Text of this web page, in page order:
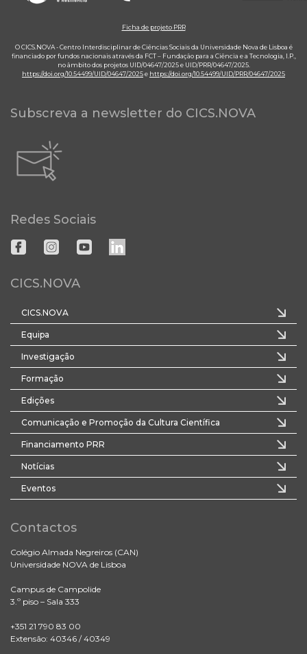
Ficha de projeto PRR
O CICS.NOVA - Centro Interdisciplinar de Ciências Sociais da Universidade Nova de Lisboa é
financiado por fundos nacionais através da FCT – Fundação para a Ciência e a Tecnologia, I.P.,
no âmbito dos projetos UID/04647/2025 e UID/PRR/04647/2025.
https://doi.org/10.54499/UID/04647/2025e https://doi.org/10.54499/UID/PRR/04647/2025
Subscreva a newsletter do CICS.NOVA
Redes Sociais
CICS.NOVA
CICS.NOVA
Equipa
Investigação
Formação
Edições
Comunicação e Promoção da Cultura Científica
Financiamento PRR
Notícias
Eventos
Contactos
Colégio Almada Negreiros (CAN)
Universidade NOVA de Lisboa
Campus de Campolide
3.º piso – Sala 333
+351 21 790 83 00
Extensão: 40346 / 40349